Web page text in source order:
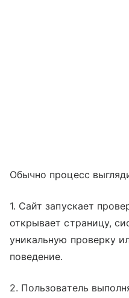
Обычно процесс
1. Сайт запускает
открывает страницу,
уникальную проверку
поведение.
2. Пользователь